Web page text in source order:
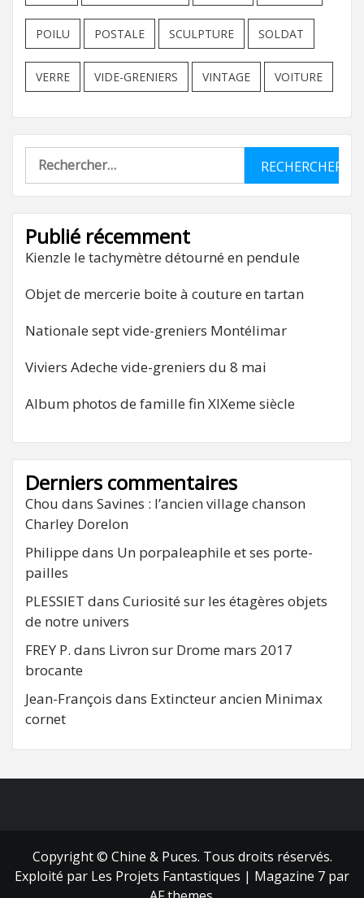
POILU POSTALE SCULPTURE SOLDAT
VERRE VIDE-GRENIERS VINTAGE VOITURE
Rechercher :
Publié récemment
Kienzle le tachymètre détourné en pendule
Objet de mercerie boite à couture en tartan
Nationale sept vide-greniers Montélimar
Viviers Adeche vide-greniers du 8 mai
Album photos de famille fin XIXeme siècle
Derniers commentaires
Chou dans Savines : l’ancien village chanson
Charley Dorelon
Philippe dans Un porpaleaphile et ses porte-
pailles
PLESSIET dans Curiosité sur les étagères objets
de notre univers
FREY P. dans Livron sur Drome mars 2017
brocante
Jean-François dans Extincteur ancien Minimax
cornet
Copyright © Chine & Puces. Tous droits réservés.
Exploité par Les Projets Fantastiques | Magazine 7 par